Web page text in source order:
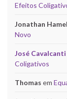
Efeitos
Jonathan
Novo
José Cavalcanti
Coligativos
Thomas em